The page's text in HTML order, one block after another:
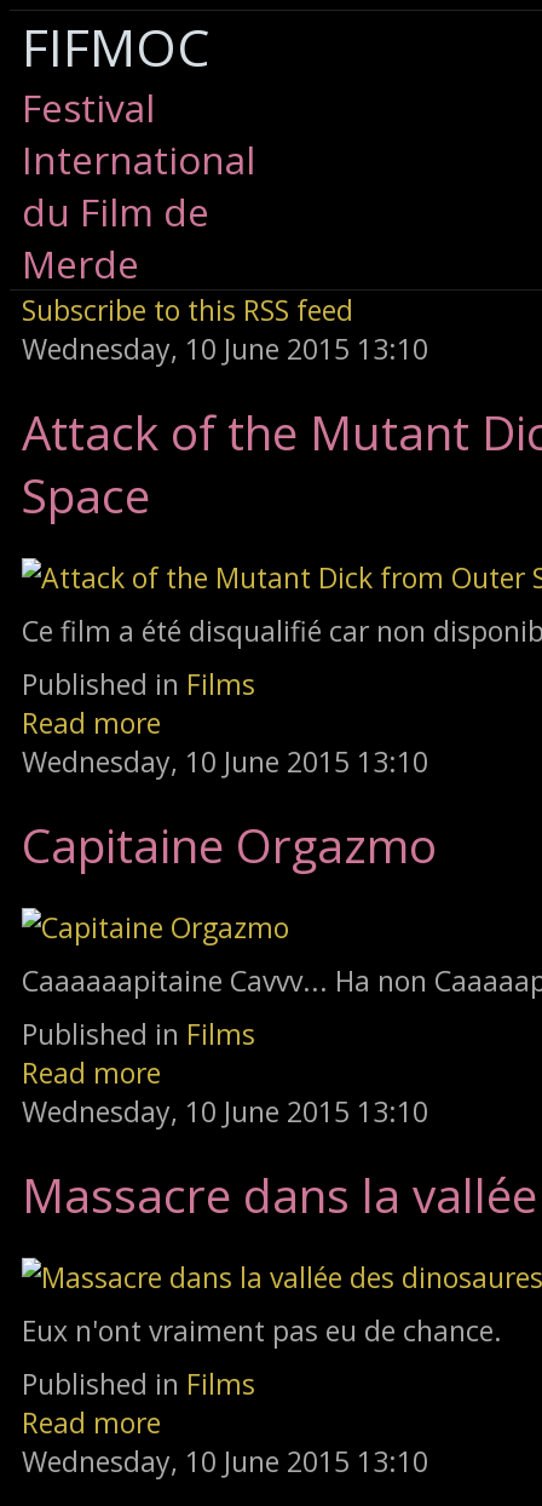
FIFMOC
Festival
International
du Film de
Merde
Subscribe to this RSS feed
Wednesday, 10 June 2015 13:10
Attack of the Mutant
Space
Ce film a été disqualifié car non
Published in Films
Read more
Wednesday, 10 June 2015 13:10
Capitaine Orgazmo
Caaaaaapitaine Cavvv... Ha non
Published in Films
Read more
Wednesday, 10 June 2015 13:10
Massacre dans la
Eux n'ont vraiment pas eu de chance.
Published in Films
Read more
Wednesday, 10 June 2015 13:10